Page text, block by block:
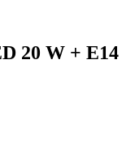
20 W + E14